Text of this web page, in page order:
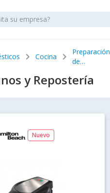
chevron_right Cocina chevron_right
Preparación
de
y Repostería
Nuevo